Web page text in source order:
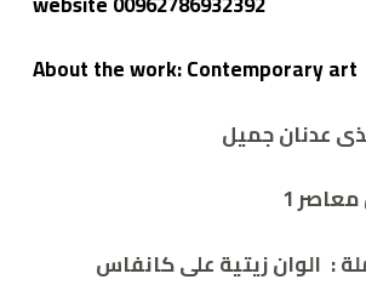
About the work: Contemporary art
عدنان جميل
1
: الوانزيتية على كانفاس